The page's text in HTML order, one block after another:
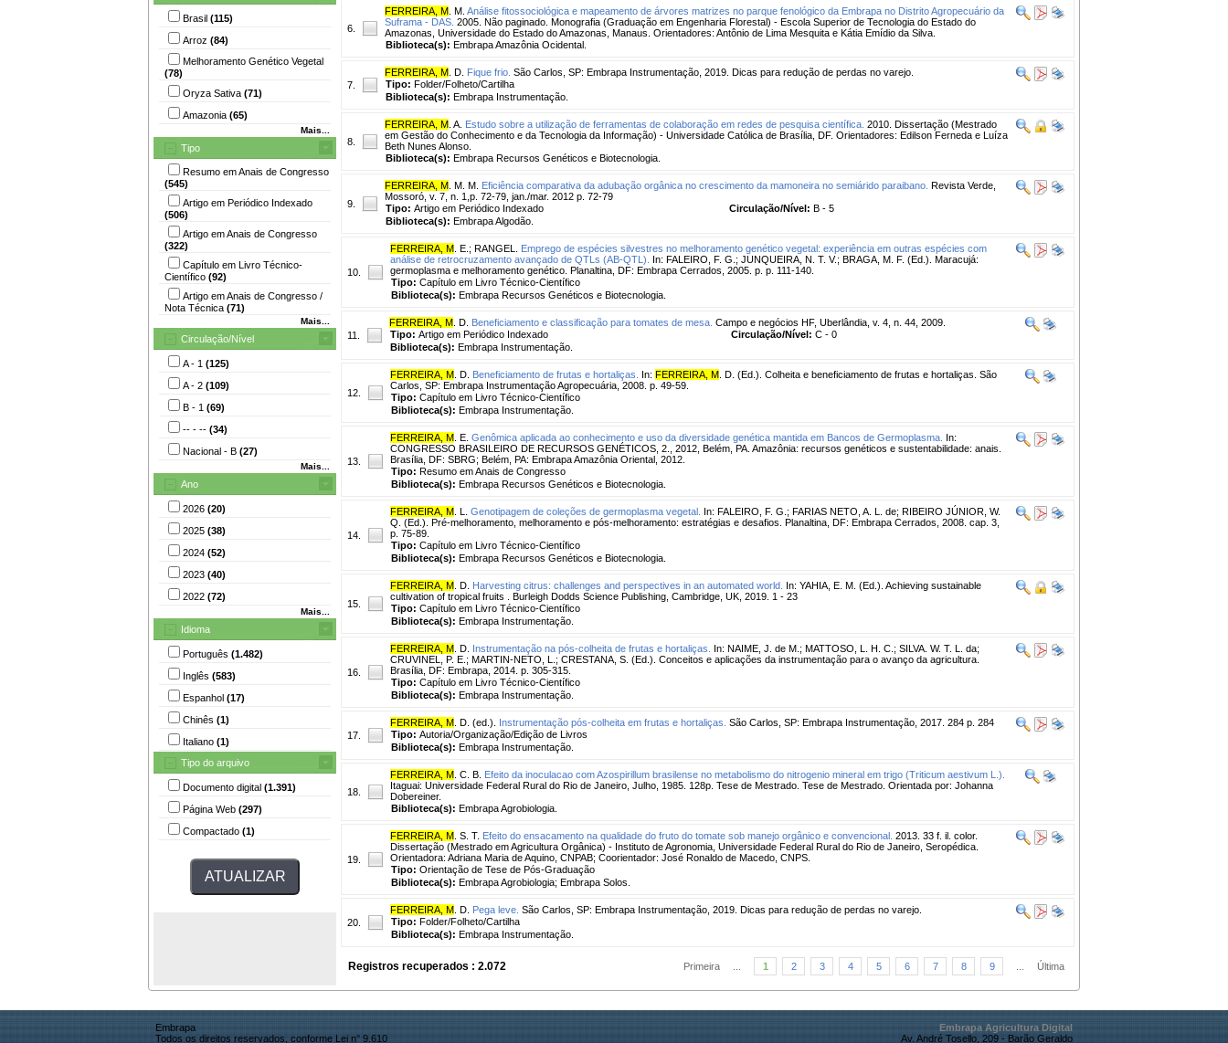
Brasil (115)
Arroz (84)
Melhoramento Genético Vegetal
(78)
Oryza Sativa (71)
Amazonia (65)
Mais...
Tipo
Resumo em Anais de Congresso
(545)
Artigo em Periódico Indexado
(506)
Artigo em Anais de Congresso
(322)
Capítulo em Livro Técnico-
Científico (92)
Artigo em Anais de Congresso /
Nota Técnica (71)
Mais...
Circulação/Nível
A - 1 (125)
A - 2 (109)
B - 1 (69)
-- - -- (34)
Nacional - B (27)
Mais...
Ano
2026 (20)
2025 (38)
2024 (52)
2023 (40)
2022 (72)
Mais...
Idioma
Português (1.482)
Inglês (583)
Espanhol (17)
Chinês (1)
Italiano (1)
Tipo do arquivo
Documento digital (1.391)
Página Web (297)
Compactado (1)
6.
FERREIRA, M . M. Análise fitossociológica e mapeamento de árvores matrizes no parque fenológico da Embrapa no Distrito Agropecuário da
Suframa - DAS. 2005. Não paginado. Monografia (Graduação em Engenharia Florestal) - Escola Superior de Tecnologia do Estado do
Amazonas, Universidade do Estado do Amazonas, Manaus. Orientadores: Antônio de Lima Mesquita e Kátia Emídio da Silva.
Biblioteca(s): Embrapa Amazônia Ocidental.
7.
FERREIRA, M . D. Fique frio. São Carlos, SP: Embrapa Instrumentação, 2019. Dicas para redução de perdas no varejo.
Tipo: Folder/Folheto/Cartilha
Biblioteca(s): Embrapa Instrumentação.
8.
FERREIRA, M . A. Estudo sobre a utilização de ferramentas de colaboração em redes de pesquisa científica. 2010. Dissertação (Mestrado
em Gestão do Conhecimento e da Tecnologia da Informação) - Universidade Católica de Brasília, DF. Orientadores: Edilson Ferneda e Luíza
Beth Nunes Alonso.
Biblioteca(s): Embrapa Recursos Genéticos e Biotecnologia.
9.
FERREIRA, M . M. M. Eficiência comparativa da adubação orgânica no crescimento da mamoneira no semiárido paraibano. Revista Verde,
Mossoró, v. 7, n. 1,p. 72-79, jan./mar. 2012 p. 72-79
Tipo: Artigo em Periódico Indexado Circulação/Nível: B - 5
Biblioteca(s): Embrapa Algodão.
10.
FERREIRA, M . E. ; RANGEL.
Emprego de espécies silvestres no melhoramento genético vegetal: experiência em outras espécies com
análise de retrocruzamento avançado de QTLs (AB-QTL).
In: FALEIRO, F. G.; JUNQUEIRA, N. T. V.; BRAGA, M. F. (Ed.). Maracujá:
germoplasma e melhoramento genético. Planaltina, DF: Embrapa Cerrados, 2005. p. p. 111-140.
Tipo: Capítulo em Livro Técnico-Científico
Biblioteca(s): Embrapa Recursos Genéticos e Biotecnologia.
11.
FERREIRA, M . D. Beneficiamento e classificação para tomates de mesa. Campo e negócios HF, Uberlândia, v. 4, n. 44, 2009.
Tipo: Artigo em Periódico Indexado Circulação/Nível: C - 0
Biblioteca(s): Embrapa Instrumentação.
12.
FERREIRA, M . D. Beneficiamento de frutas e hortaliças. In: FERREIRA, M . D. (Ed.). Colheita e beneficiamento de frutas e hortaliças. São
Carlos, SP: Embrapa Instrumentação Agropecuária, 2008. p. 49-59.
Tipo: Capítulo em Livro Técnico-Científico
Biblioteca(s): Embrapa Instrumentação.
13.
FERREIRA, M . E. Genômica aplicada ao conhecimento e uso da diversidade genética mantida em Bancos de Germoplasma. In:
CONGRESSO BRASILEIRO DE RECURSOS GENÉTICOS, 2., 2012, Belém, PA. Amazônia: recursos genéticos e sustentabilidade: anais.
Brasília, DF: SBRG; Belém, PA: Embrapa Amazônia Oriental, 2012.
Tipo: Resumo em Anais de Congresso
Biblioteca(s): Embrapa Recursos Genéticos e Biotecnologia.
14.
FERREIRA, M . L. Genotipagem de coleções de germoplasma vegetal. In: FALEIRO, F. G.; FARIAS NETO, A. L. de; RIBEIRO JÚNIOR, W.
Q. (Ed.). Pré-melhoramento, melhoramento e pós-melhoramento: estratégias e desafios. Planaltina, DF: Embrapa Cerrados, 2008. cap. 3,
p. 75-89.
Tipo: Capítulo em Livro Técnico-Científico
Biblioteca(s): Embrapa Recursos Genéticos e Biotecnologia.
15.
FERREIRA, M . D. Harvesting citrus: challenges and perspectives in an automated world. In: YAHIA, E. M. (Ed.). Achieving sustainable
cultivation of tropical fruits . Burleigh Dodds Science Publishing, Cambridge, UK, 2019. 1 - 23
Tipo: Capítulo em Livro Técnico-Científico
Biblioteca(s): Embrapa Instrumentação.
16.
FERREIRA, M . D. Instrumentação na pós-colheita de frutas e hortaliças.
In: NAIME, J. de M.; MATTOSO, L. H. C.; SILVA. W. T. L. da;
CRUVINEL, P. E.; MARTIN-NETO, L.; CRESTANA, S. (Ed.). Conceitos e aplicações da instrumentação para o avanço da agricultura.
Brasília, DF: Embrapa, 2014. p. 305-315.
Tipo: Capítulo em Livro Técnico-Científico
Biblioteca(s): Embrapa Instrumentação.
17.
FERREIRA, M . D. (ed.). Instrumentação pós-colheita em frutas e hortaliças. São Carlos, SP: Embrapa Instrumentação, 2017. 284 p. 284
Tipo: Autoria/Organização/Edição de Livros
Biblioteca(s): Embrapa Instrumentação.
18.
FERREIRA, M . C. B. Efeito da inoculacao com Azospirillum brasilense no metabolismo do nitrogenio mineral em trigo (Triticum aestivum L.).
Itaguai: Universidade Federal Rural do Rio de Janeiro, Julho, 1985. 128p. Tese de Mestrado. Tese de Mestrado. Orientada por: Johanna
Dobereiner.
Biblioteca(s): Embrapa Agrobiologia.
19.
FERREIRA, M . S. T. Efeito do ensacamento na qualidade do fruto do tomate sob manejo orgânico e convencional. 2013. 33 f. il. color.
Dissertação (Mestrado em Agricultura Orgânica) - Instituto de Agronomia, Universidade Federal Rural do Rio de Janeiro, Seropédica.
Orientadora: Adriana Maria de Aquino, CNPAB; Coorientador: José Ronaldo de Macedo, CNPS.
Tipo: Orientação de Tese de Pós-Graduação
Biblioteca(s): Embrapa Agrobiologia; Embrapa Solos.
20.
FERREIRA, M . D. Pega leve. São Carlos, SP: Embrapa Instrumentação, 2019. Dicas para redução de perdas no varejo.
Tipo: Folder/Folheto/Cartilha
Biblioteca(s): Embrapa Instrumentação.
Registros recuperados : 2.072 Primeira 1 2 3 4 5 6 7 8 9 Última
Embrapa
Todos os direitos reservados, conforme Lei n° 9.610
Embrapa Agricultura Digital
Av. André Tosello, 209 - Barão Geraldo